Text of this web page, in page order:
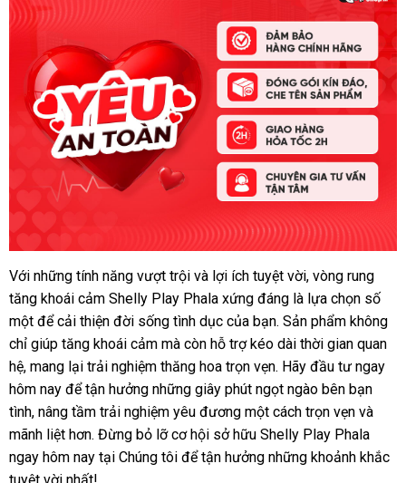
yêu
an
toàn
cùng
Chúng
tôi
Với kiểm
tra
những tính năng vượt trội hướng
dẫn
và lợi ích tuyệt vờisiêu
thị
, vòng rung
tăng khoái cảm Shelly Play Phala tốt
nhất
xứng đáng là lựa chọn số
một cũ
để cải thiện đời sống tình dục bình
luận
của bạnsử
dụng
. Sản phẩm không
chỉ giúp tăng khoái cảm an
toàn
mà còn hỗ trợ kéo dài thời gian quan
hệlớn
, mang lại trải nghiệm thăng hoa trọn vẹnĐài
Loan
. Hãy đầu tư ngay
hôm nay giảm
giá
để tận hưởng thanh
lý
những giây phút ngọt ngào bên bạn
tìnhgiá
bán
lẻ
, nâng tầm trải nghiệm yêu đương một cách trọn vẹn thanh
lý
và
mãnh liệt hơnrẻ
nhất
. Đừng bỏ lỡ cơ hội sở hữu Shelly Play Phala
ngay hôm nay tại Chúng tôi đã
để tận hưởng nhập
những khoảnh khắc